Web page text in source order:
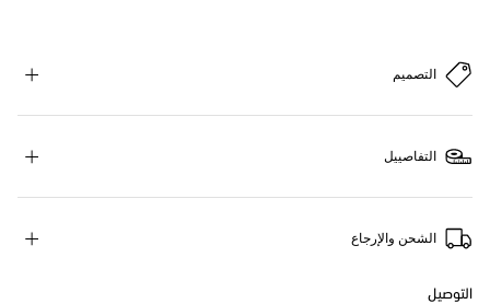
التصميم
التفاصييل
الشحن والإرجاع
التوصيل